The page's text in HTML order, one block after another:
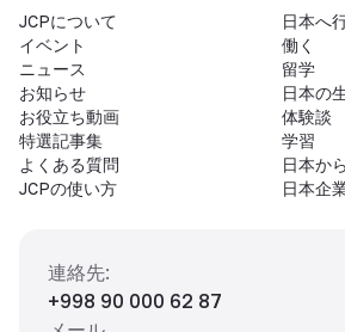
JCPについて
イベント
ニュース
お知らせ
お役立ち動画
特選記事集
よくある質問
JCPの使い方
日本へ
働く
留学
日本の
体験談
学習
日本か
日本企
連絡先:
+998 90 000 62 87